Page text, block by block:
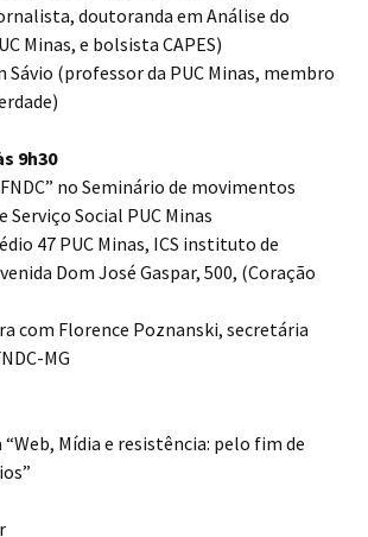
doutoranda em Análise do
Minas, e bolsista CAPES)
Sávio (professor da PUC Minas, membro
9h30
no Seminário de movimentos
Serviço Social PUC Minas
47 PUC Minas, ICS instituto de
Dom José Gaspar, 500, (Coração
com Florence Poznanski, secretária
MG
“Web, Mídia e resistência: pelo fim de